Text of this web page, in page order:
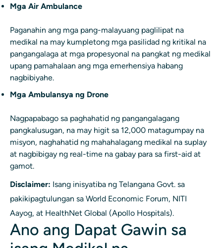
Mga Air Ambulance
Paganahin ang mga pang-malayuang paglilipat na
medikal na may kumpletong mga pasilidad ng kritikal na
pangangalaga at mga propesyonal na pangkat ng medikal
upang pamahalaan ang mga emerhensiya habang
nagbibiyahe.
Mga Ambulansya ng Drone
Nagpapabago sa paghahatid ng pangangalagang
pangkalusugan, na may higit sa 12,000 matagumpay na
misyon, naghahatid ng mahahalagang medikal na suplay
at nagbibigay ng real-time na gabay para sa first-aid at
gamot.
Disclaimer: Isang inisyatiba ng Telangana Govt. sa
pakikipagtulungan sa World Economic Forum, NITI
Aayog, at HealthNet Global (Apollo Hospitals).
Ano ang Dapat Gawin sa